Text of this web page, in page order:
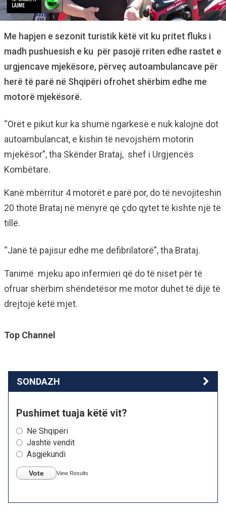
Me hapjen e sezonit turistik këtë vit ku pritet fluks i
madh pushuesish e ku për pasojë rriten edhe rastet e
urgjencave mjekësore, përveç autoambulancave për
herë të parë në Shqipëri ofrohet shërbim edhe me
motorë mjekësorë.
“Orët e pikut kur ka shumë ngarkesë e nuk kalojnë dot
autoambulancat, e kishin të nevojshëm motorin
mjekësor”, tha Skënder Brataj, shef i Urgjencës
Kombëtare.
Kanë mbërritur 4 motorët e parë por, do të nevojiteshin
20 thotë Brataj në mënyrë që çdo qytet të kishte një të
tillë.
“Janë të pajisur edhe me defibrilatorë”, tha Brataj.
Tanimë mjeku apo infermieri që do të niset për të
ofruar shërbim shëndetësor me motor duhet të dijë të
drejtojë këtë mjet.
Top Channel
SONDAZH
Pushimet tuaja këtë vit?
Në Shqipëri
Jashtë vendit
Asgjëkundi
Vote View Results